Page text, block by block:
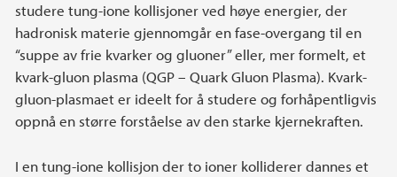
studere tung-ione kollisjoner ved høye energier, der
hadronisk materie gjennomgår en fase-overgang til en
“suppe av frie kvarker og gluoner” eller, mer formelt, et
kvark-gluon plasma (QGP – Quark Gluon Plasma). Kvark-
gluon-plasmaet er ideelt for å studere og forhåpentligvis
oppnå en større forståelse av den starke kjernekraften.
I en tung-ione kollisjon der to ioner kolliderer dannes et